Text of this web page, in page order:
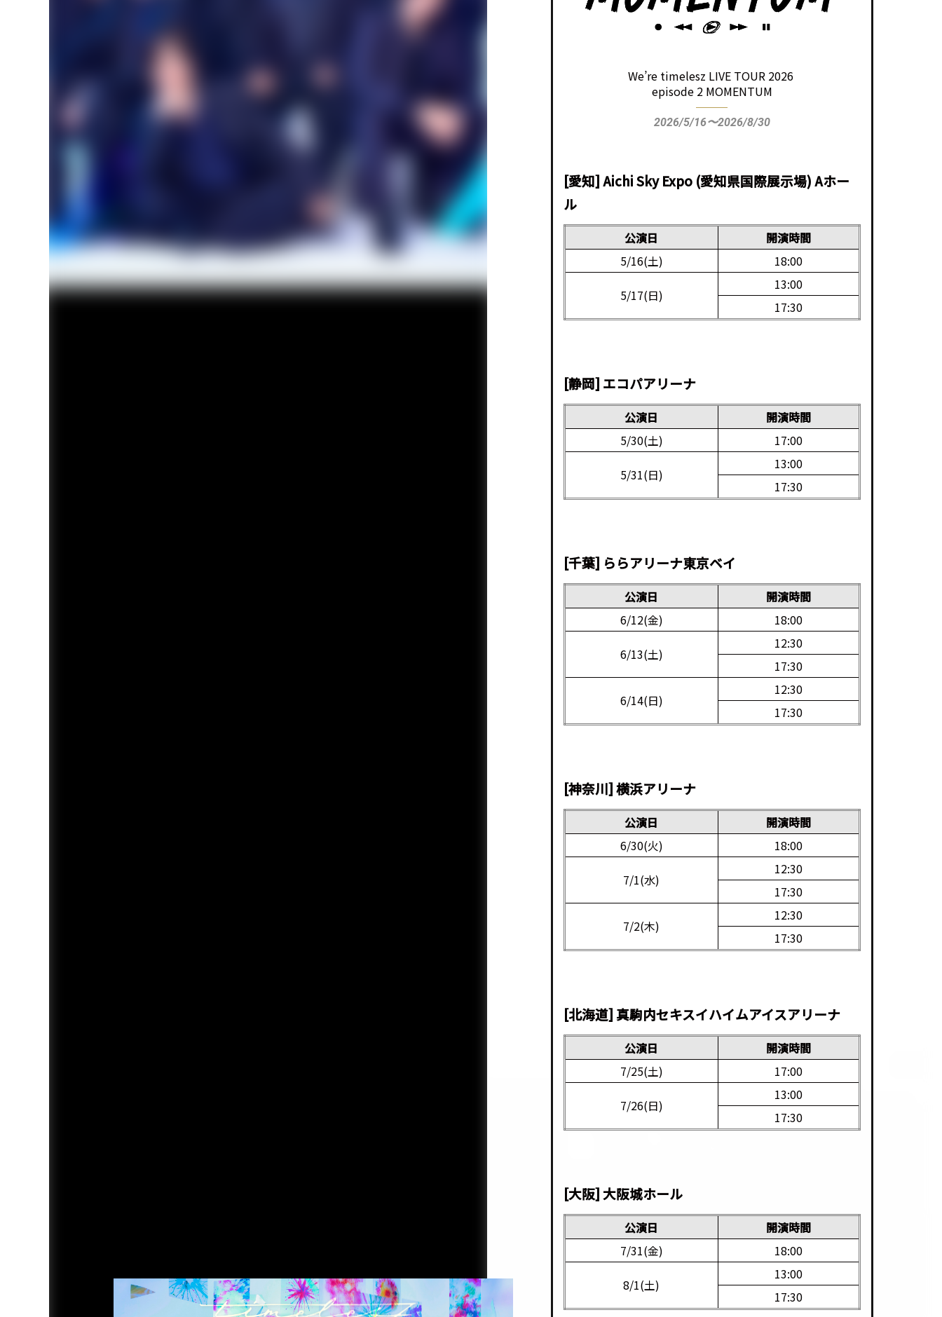
We’re timelesz LIVE TOUR 2026
episode 2 MOMENTUM
2026/5/16〜2026/8/30
[愛知] Aichi Sky Expo (愛知県国際展示場) Aホー
ル
公演日
開演時間
5/16(土)
18:00
5/17(日)
13:00
17:30
[静岡] エコパアリーナ
公演日
開演時間
5/30(土)
17:00
5/31(日)
13:00
17:30
[千葉] ららアリーナ東京ベイ
公演日
開演時間
6/12(金)
18:00
6/13(土)
12:30
17:30
6/14(日)
12:30
17:30
[神奈川] 横浜アリーナ
公演日
開演時間
6/30(火)
18:00
7/1(水)
12:30
17:30
7/2(木)
12:30
17:30
[北海道] 真駒内セキスイハイムアイスアリーナ
公演日
開演時間
7/25(土)
17:00
7/26(日)
13:00
17:30
[大阪] 大阪城ホール
公演日
開演時間
7/31(金)
18:00
8/1(土)
13:00
17:30